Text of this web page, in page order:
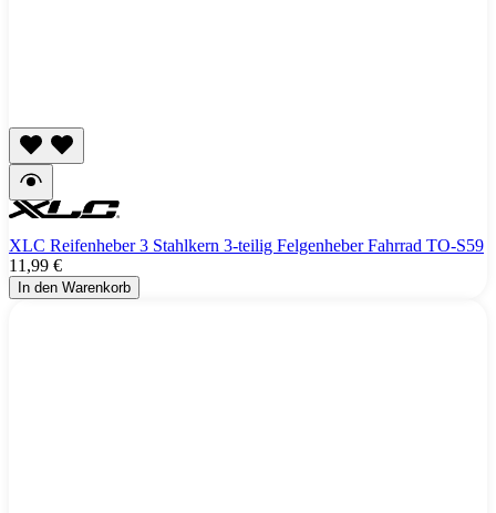
XLC Reifenheber 3 Stahlkern 3-teilig Felgenheber Fahrrad TO-S59
11,99 €
In den Warenkorb